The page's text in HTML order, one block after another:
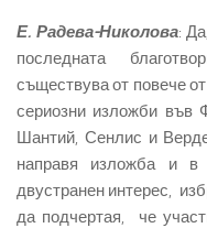
Е. Радева-Николова:
последната
съществува от повече
сериозни изложби във
Шантий, Сенлис и
направя изложба и
двустранен интерес,
да подчертая, че